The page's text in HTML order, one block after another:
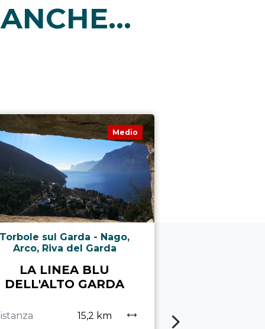
Medio
Torbole sul Garda - Nago,
Arco, Riva del Garda
LA LINEA BLU
DELL'ALTO GARDA
15,2 km